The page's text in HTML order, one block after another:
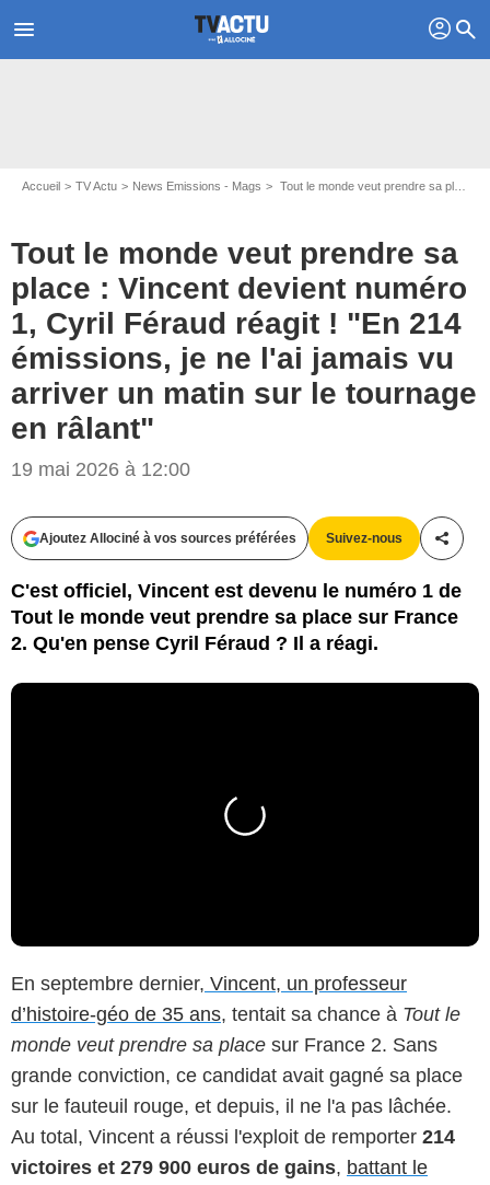
menu profil search
Accueil TV Actu News Emissions - Mags Tout le monde veut prendre sa place : Vincent devient numéro 1, Cyril Féraud réagit ! "En 214 émissions, je ne l'ai jamais vu arriver un matin sur le tournage en râlant"
Tout le monde veut prendre sa
place : Vincent devient numéro
1, Cyril Féraud réagit ! "En 214
émissions, je ne l'ai jamais vu
arriver un matin sur le tournage
en râlant"
19 mai 2026 à 12:00
Ajoutez Allociné à vos sources préférées Suivez-nous
C'est officiel, Vincent est devenu le numéro 1 de
Tout le monde veut prendre sa place sur France
2. Qu'en pense Cyril Féraud ? Il a réagi.
En septembre dernier, Vincent, un professeur
d’histoire-géo de 35 ans, tentait sa chance à Tout le
monde veut prendre sa place sur France 2. Sans
grande conviction, ce candidat avait gagné sa place
sur le fauteuil rouge, et depuis, il ne l'a pas lâchée.
Au total, Vincent a réussi l'exploit de remporter 214
victoires et 279 900 euros de gains, battant le